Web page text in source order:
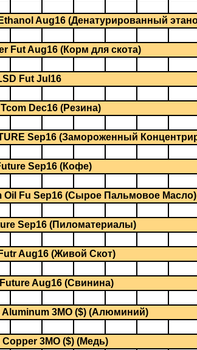
Aug16 (Денатурированный
Fut Aug16 (Корм для скота)
Fut Jul16
Dec16 (Резина)
Sep16 (Замороженный
Sep16 (Кофе)
Oil Fu Sep16 (Сырое Пальмовое Масло)
Sep16 (Пиломатериалы)
Aug16 (Живой Скот)
Aug16 (Свинина)
Aluminum 3MO ($) (Алюминий)
Copper 3MO ($) (Медь)